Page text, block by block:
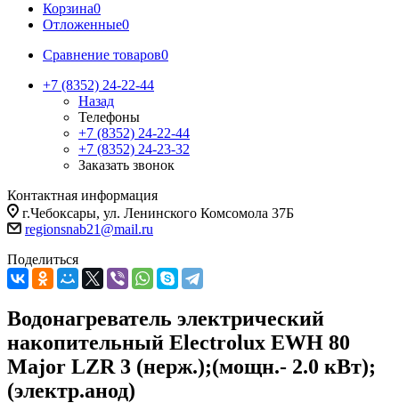
Корзина0
Отложенные0
Сравнение товаров0
+7 (8352) 24-22-44
Назад
Телефоны
+7 (8352) 24-22-44
+7 (8352) 24-23-32
Заказать звонок
Контактная информация
г.Чебоксары, ул. Ленинского Комсомола 37Б
regionsnab21@mail.ru
Поделиться
Водонагреватель электрический
накопительный Electrolux EWH 80
Major LZR 3 (нерж.);(мощн.- 2.0 кВт);
(электр.анод)